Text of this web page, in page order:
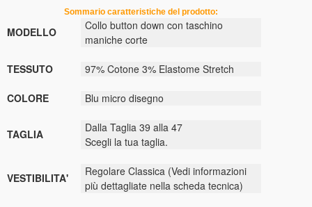
Sommario caratteristiche del prodotto:
MODELLO
Collo button down con taschino
maniche corte
TESSUTO 97% Cotone 3% Elastome Stretch
COLORE Blu micro disegno
TAGLIA
Dalla Taglia 39 alla 47
Scegli la tua taglia.
VESTIBILITA'
Regolare Classica (Vedi informazioni
più dettagliate nella scheda tecnica)